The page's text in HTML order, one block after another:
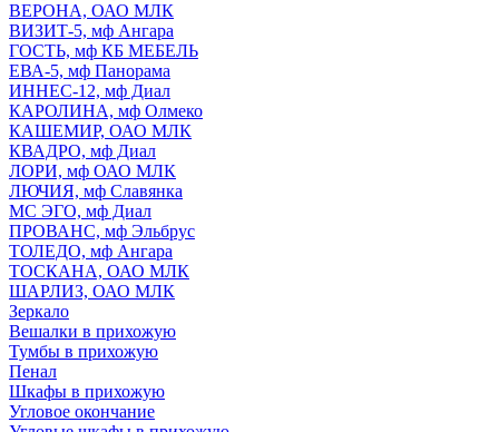
ВЕРОНА, ОАО МЛК
ВИЗИТ-5, мф Ангара
ГОСТЬ, мф КБ МЕБЕЛЬ
ЕВА-5, мф Панорама
ИННЕС-12, мф Диал
КАРОЛИНА, мф Олмеко
КАШЕМИР, ОАО МЛК
КВАДРО, мф Диал
ЛОРИ, мф ОАО МЛК
ЛЮЧИЯ, мф Славянка
МС ЭГО, мф Диал
ПРОВАНС, мф Эльбрус
ТОЛЕДО, мф Ангара
ТОСКАНА, ОАО МЛК
ШАРЛИЗ, ОАО МЛК
Зеркало
Вешалки в прихожую
Тумбы в прихожую
Пенал
Шкафы в прихожую
Угловое окончание